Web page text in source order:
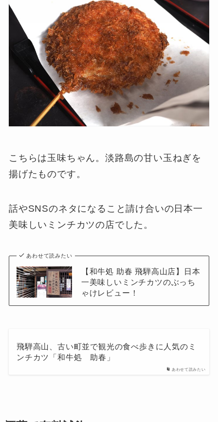
こちらは玉味ちゃん。淡路島の甘い玉ねぎを
揚げたものです。
話やSNSのネタになること請け合いの日本一
美味しいミンチカツの店でした。
あわせて読みたい
【和牛処 助春 飛騨高山店】日本
一美味しいミンチカツのぶっち
ゃけレビュー！
あわせて読みたい
飛騨高山、古い町並で観光の食べ歩きに人気のミ
ンチカツ「和牛処 助春」